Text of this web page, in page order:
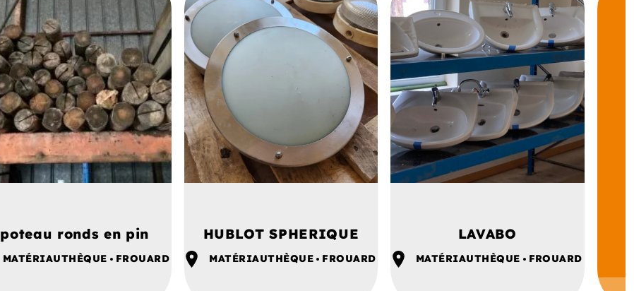
poteau ronds en pin
MATÉRIAUTHÈQUE FROUARD
HUBLOT SPHERIQUE
MATÉRIAUTHÈQUE FROUARD
LAVABO
MATÉRIAUTHÈQUE FROUARD